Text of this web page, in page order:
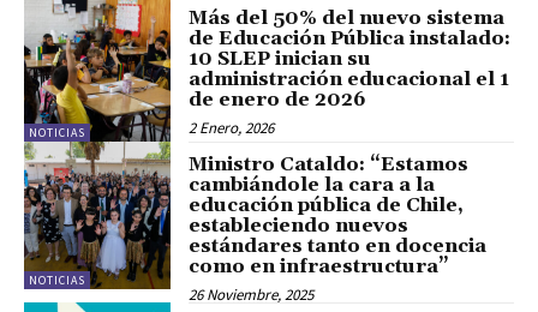
NOTICIAS
Más del 50% del nuevo sistema
de Educación Pública instalado:
10 SLEP inician su
administración educacional el 1
de enero de 2026
2 Enero, 2026
NOTICIAS
Ministro Cataldo: “Estamos
cambiándole la cara a la
educación pública de Chile,
estableciendo nuevos
estándares tanto en docencia
como en infraestructura”
26 Noviembre, 2025